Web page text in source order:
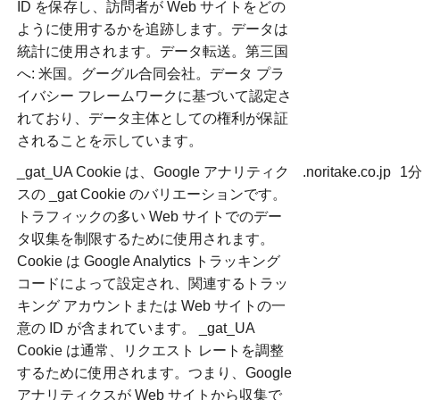
ID を保存し、訪問者が Web サイトをどの
ように使用するかを追跡します。データは
統計に使用されます。データ転送。第三国
へ: 米国。グーグル合同会社。データ プラ
イバシー フレームワークに基づいて認定さ
れており、データ主体としての権利が保証
されることを示しています。
_gat_UA Cookie は、Google アナリティク
スの _gat Cookie のバリエーションです。
トラフィックの多い Web サイトでのデー
タ収集を制限するために使用されます。
Cookie は Google Analytics トラッキング
コードによって設定され、関連するトラッ
キング アカウントまたは Web サイトの一
意の ID が含まれています。 _gat_UA
Cookie は通常、リクエスト レートを調整
するために使用されます。つまり、Google
アナリティクスが Web サイトから収集で
.noritake.co.jp 1分